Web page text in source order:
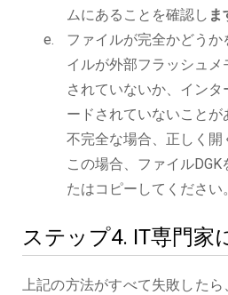
ムにあることを確認し ま
ファイルが完全かどうか
イルが外部フラッシュ
されていないか、イン
ードされていないこと
不完全な場合、正しく開
この場合、ファイル
たはコピーしてください。
ステップ4. IT専門家
上記の方法がすべて失敗したら